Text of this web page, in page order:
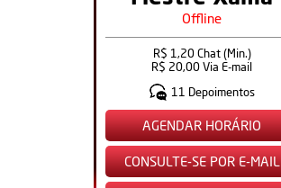
Offline
R$ 1,20 Chat (Min.)
R$ 20,00 Via E-mail
11 Depoimentos
AGENDAR HORÁRIO
CONSULTE-SE POR E-MAIL